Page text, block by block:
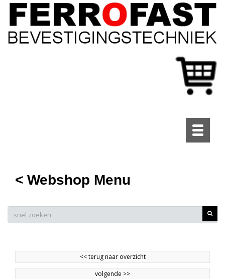
Toggle
< Webshop Menu
<<terug naar overzicht
volgende >>